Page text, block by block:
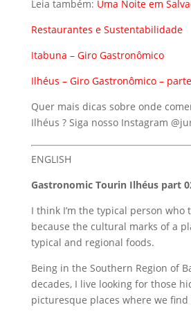
Leia também: Uma Noite em
Restaurantes e Sustentabilidade
Itabuna – Giro Gastronômico
Ilhéus – Giro Gastronômico –
Quer mais dicas sobre onde
Ilhéus ? Siga nosso Instagram
ENGLISH
Gastronomic Tourin Ilhéus part
I think I’m the typical person who
because the cultural marks of a
typical and regional foods.
Being in the Southern Region of
decades, I live looking for those
picturesque places where we find